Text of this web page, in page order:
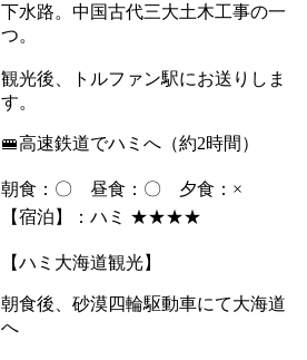
下水路。中国古代三大土木工事の一
つ。
観光後、トルファン駅にお送りしま
す。
🚝高速鉄道でハミへ（約2時間）
朝食：〇 昼食：〇 夕食：×
【宿泊】：ハミ ★★★★
【ハミ大海道観光】
朝食後、砂漠四輪駆動車にて大海道
へ